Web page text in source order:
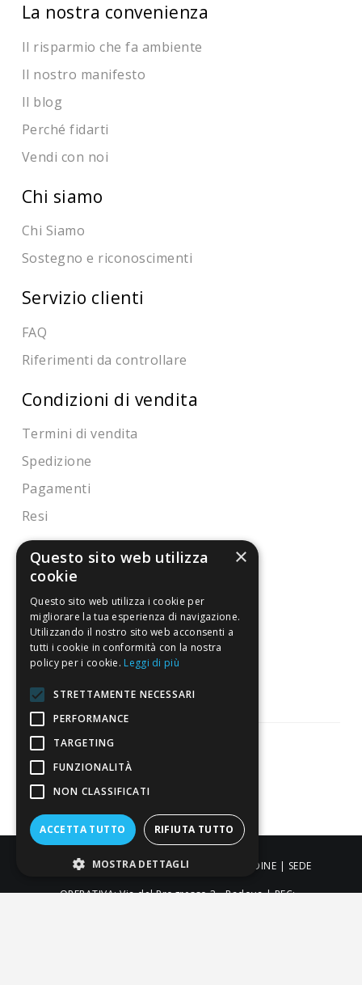
La nostra convenienza
Il risparmio che fa ambiente
Il nostro manifesto
Il blog
Perché fidarti
Vendi con noi
Chi siamo
Chi Siamo
Sostegno e riconoscimenti
Servizio clienti
FAQ
Riferimenti da controllare
Condizioni di vendita
Termini di vendita
Spedizione
Pagamenti
Resi
4,7/5
Eccellente
3.818
Recensioni
Pagamenti sicuri
ALDIGIÙ S.R.L. | Via Cortazzis 15 33100 - UDINE | SEDE
OPERATIVA: Via del Progresso 3 - Padova | PEC:
×
Questo sito web utilizza
cookie
Questo sito web utilizza i cookie per
migliorare la tua esperienza di navigazione.
Utilizzando il nostro sito web acconsenti a
tutti i cookie in conformità con la nostra
policy per i cookie. Leggi di più
STRETTAMENTE NECESSARI
PERFORMANCE
TARGETING
FUNZIONALITÀ
NON CLASSIFICATI
ACCETTA TUTTO RIFIUTA TUTTO
MOSTRA DETTAGLI